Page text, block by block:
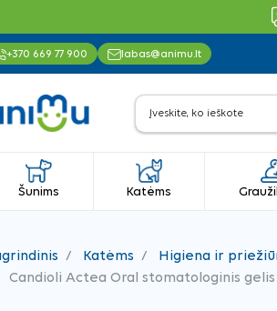
+370 669 77 900 labas@animu.lt
Šunims Katėms
Katėms Higiena ir
Candioli Actea Oral stomatologinis gelis